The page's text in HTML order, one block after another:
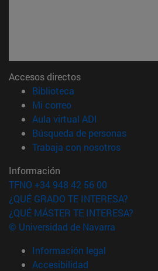
Accesos directos
Biblioteca
Mi correo(abre en nueva
Aula virtual ADI
Búsqueda de personas(abre
Trabaja con nosotros(abre en
Información
TFNO +34 948 42 56 00
¿QUÉ GRADO TE INTERESA?
¿QUÉ MÁSTER TE INTERESA?
© Universidad de Navarra
Información legal
Accesibilidad